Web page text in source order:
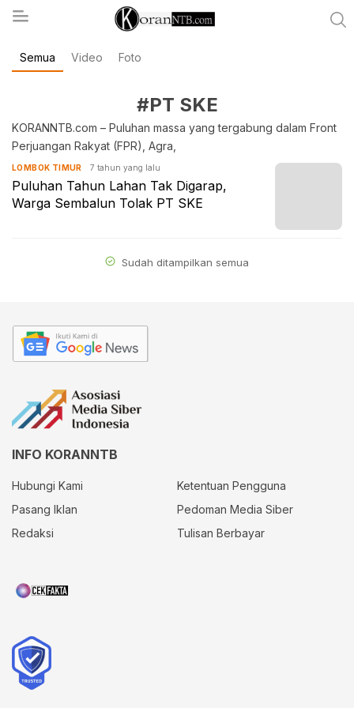
koranntb.com
Semua Video Foto
#PT SKE
KORANNTB.com – Puluhan massa yang tergabung dalam Front
Perjuangan Rakyat (FPR), Agra,
LOMBOK TIMUR 7 tahun yang lalu
Puluhan Tahun Lahan Tak Digarap,
Warga Sembalun Tolak PT SKE
Sudah ditampilkan semua
INFO KORANNTB
Hubungi Kami
Ketentuan Pengguna
Pasang Iklan
Pedoman Media Siber
Redaksi
Tulisan Berbayar